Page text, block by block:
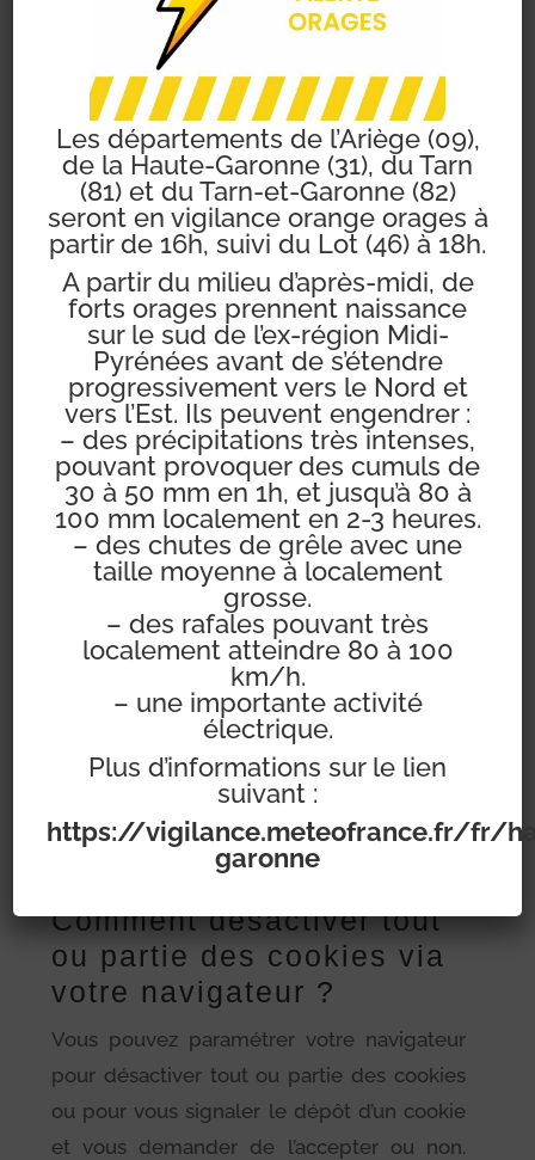
Afin d’améliorer votre expérience de
navigation. Les cookies fournissent des
informations sur la façon dont le site est
utilisé: statistiques telles que le nombre de
visiteurs, la durée moyenne des visites ou
encore le nombre de pages vues. Par
ailleurs, la désactivation des cookies risque
de vous empêcher d’utiliser certaines
fonctionnalités, notamment le partage d’un
contenu via les réseaux sociaux.
Qu’est ce qu’un cookie ?
Un cookie est un petit fichier texte stocké
par votre navigateur lors de votre première
visite sur le site. Il permet de vous
reconnaitre à chaque visite, d’améliorer
votre navigation et de vous permettre
d’utiliser des fonctionnalités telles que le
partage de contenus via les réseaux
sociaux. les cookies ne sont pas
exécutables. Ils ne sont ni des logiciels
espions ni des virus. Pour en savoir plus,
vous pouvez vous rendre sur:
https://fr.wikipedia.org/wiki/Cookie_(infor
Comment désactiver tout
ou partie des cookies via
votre navigateur ?
Vous pouvez paramétrer votre navigateur
pour désactiver tout ou partie des cookies
ou pour vous signaler le dépôt d’un cookie
et vous demander de l’accepter ou non.
Les départements de l’Ariège (09),
de la Haute-Garonne (31), du Tarn
(81) et du Tarn-et-Garonne (82)
seront en vigilance orange orages à
partir de 16h, suivi du Lot (46) à 18h.
A partir du milieu d’après-midi, de
forts orages prennent naissance
sur le sud de l’ex-région Midi-
Pyrénées avant de s’étendre
progressivement vers le Nord et
vers l’Est. Ils peuvent engendrer :
– des précipitations très intenses,
pouvant provoquer des cumuls de
30 à 50 mm en 1h, et jusqu’à 80 à
100 mm localement en 2-3 heures.
– des chutes de grêle avec une
taille moyenne à localement
grosse.
– des rafales pouvant très
localement atteindre 80 à 100
km/h.
– une importante activité
électrique.
Plus d’informations sur le lien
suivant :
https://vigilance.meteofrance.fr/fr/
garonne